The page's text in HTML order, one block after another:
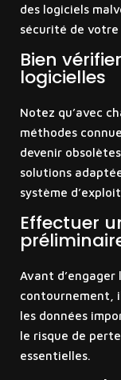
des logiciels
sécurité de votre
Bien
logicielles
Notez qu’avec
méthodes
devenir
solutions
système
Effectuer
Avant
contournement,
les données
le risque de
essentielles.